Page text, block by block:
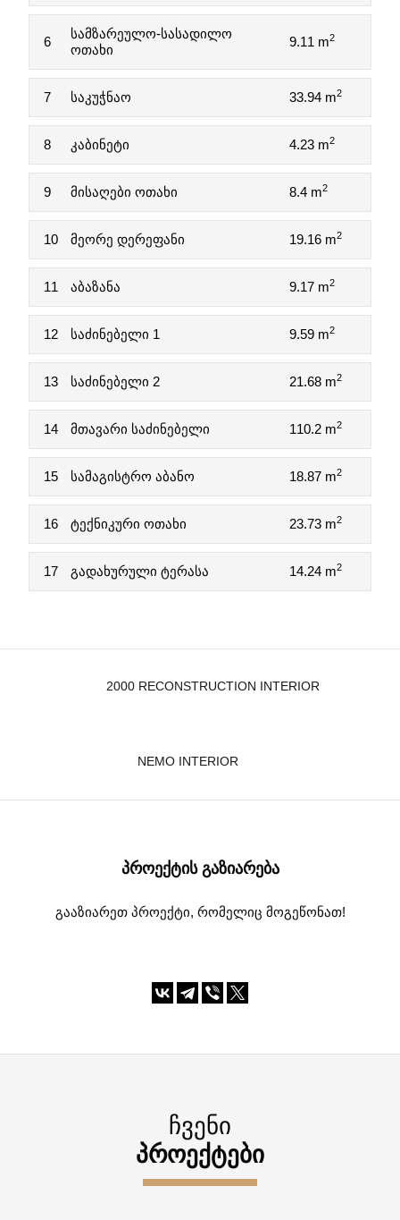
6
სამზარეულო-სასადილო
ოთახი
9.11 m2
7 საკუჭნაო 33.94 m2
8 კაბინეტი 4.23 m2
9 მისაღები ოთახი 8.4 m2
10 მეორე დერეფანი 19.16 m2
11 აბაზანა 9.17 m2
12 საძინებელი 1 9.59 m2
13 საძინებელი 2 21.68 m2
14 მთავარი საძინებელი 110.2 m2
15 სამაგისტრო აბანო 18.87 m2
16 ტექნიკური ოთახი 23.73 m2
17 გადახურული ტერასა 14.24 m2
2000 RECONSTRUCTION INTERIOR
NEMO INTERIOR
ᲞᲠᲝᲔᲥᲢᲘᲡ ᲒᲐᲖᲘᲐᲠᲔᲑᲐ
გააზიარეთ პროექტი, რომელიც მოგეწონათ!
ᲩᲕᲔᲜᲘ
ᲞᲠᲝᲔᲥᲢᲔᲑᲘ